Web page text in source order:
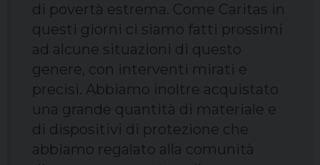
di povertà estrema. Come Caritas in
questi giorni ci siamo fatti prossimi
ad alcune situazioni di questo
genere, con interventi mirati e
precisi. Abbiamo inoltre acquistato
una grande quantità di materiale e
di dispositivi di protezione che
abbiamo regalato alla comunità